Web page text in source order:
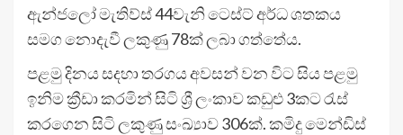
ඇන්ජලෝ මැතිව්ස් 44වැනි ටෙස්ට් අර්ධ ශතකය
සමග නොදැවී ලකුණු 78ක් ලබා ගත්තේය.
පළමු දිනය සදහා තරගය අවසන් වන විට සිය පළමු
ඉනිම ක්‍රීඩා කරමින් සිටි ශ්‍රී ලංකාව කඩුළු 3කට රැස්
කරගෙන සිටි ලකුණු සංඛ්‍යාව 306ක්. කමිදු මෙන්ඩිස්